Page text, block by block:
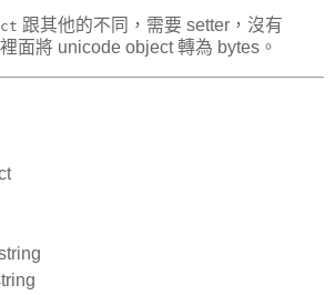
跟其他的不同，需要 setter，沒有
面將 unicode object 轉為 bytes。